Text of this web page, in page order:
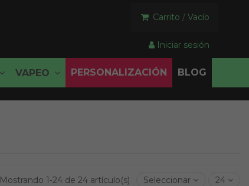
Carrito / Vacío
Iniciar sesión
VAPEO PERSONALIZACIÓN BLOG
Mostrando 1-24 de 24 artículo(s) Seleccionar 24